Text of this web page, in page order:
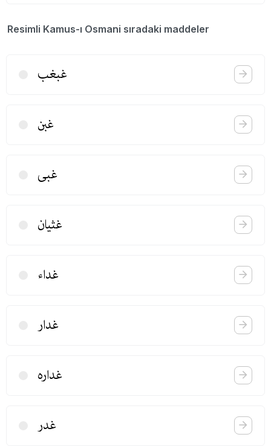
Resimli Kamus-ı Osmani sıradaki maddeler
غبغب
غبن
غبی
غثیان
غداء
غدار
غداره
غدر